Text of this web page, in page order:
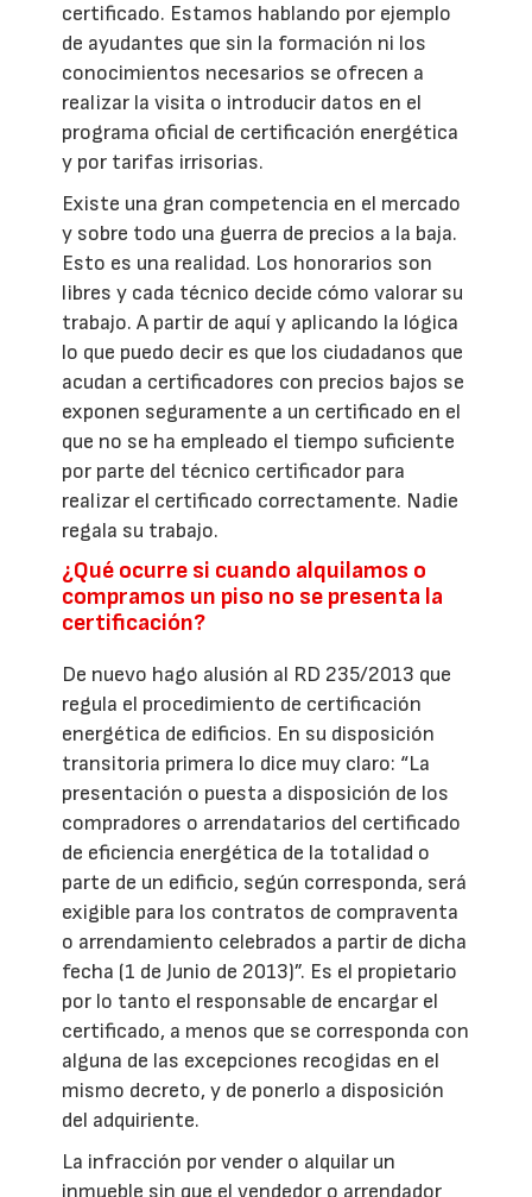
certificado. Estamos hablando por ejemplo
de ayudantes que sin la formación ni los
conocimientos necesarios se ofrecen a
realizar la visita o introducir datos en el
programa oficial de certificación energética
y por tarifas irrisorias.
Existe una gran competencia en el mercado
y sobre todo una guerra de precios a la baja.
Esto es una realidad. Los honorarios son
libres y cada técnico decide cómo valorar su
trabajo. A partir de aquí y aplicando la lógica
lo que puedo decir es que los ciudadanos que
acudan a certificadores con precios bajos se
exponen seguramente a un certificado en el
que no se ha empleado el tiempo suficiente
por parte del técnico certificador para
realizar el certificado correctamente. Nadie
regala su trabajo.
¿Qué ocurre si cuando alquilamos o
compramos un piso no se presenta la
certificación?
De nuevo hago alusión al RD 235/2013 que
regula el procedimiento de certificación
energética de edificios. En su disposición
transitoria primera lo dice muy claro: “La
presentación o puesta a disposición de los
compradores o arrendatarios del certificado
de eficiencia energética de la totalidad o
parte de un edificio, según corresponda, será
exigible para los contratos de compraventa
o arrendamiento celebrados a partir de dicha
fecha (1 de Junio de 2013)”. Es el propietario
por lo tanto el responsable de encargar el
certificado, a menos que se corresponda con
alguna de las excepciones recogidas en el
mismo decreto, y de ponerlo a disposición
del adquiriente.
La infracción por vender o alquilar un
inmueble sin que el vendedor o arrendador